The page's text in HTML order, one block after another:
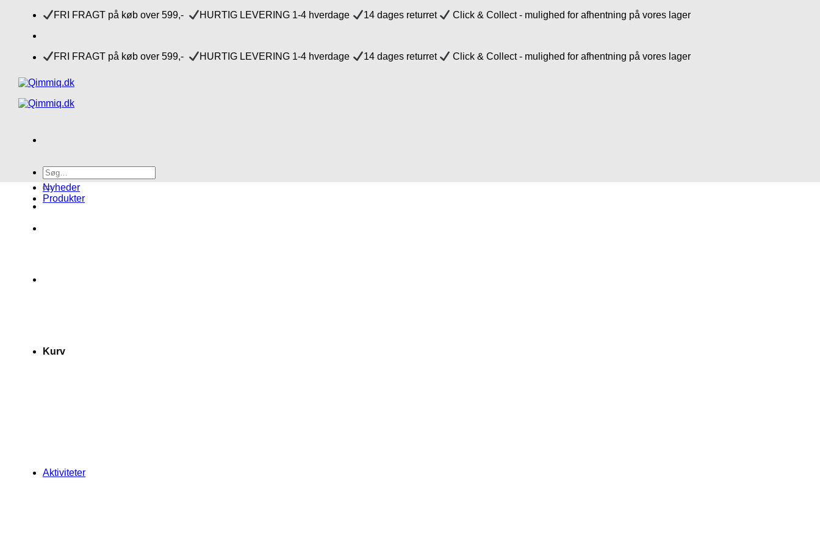
FRI FRAGT på køb over 599,- HURTIG LEVERING 1-4 hverdage 14 dages returret Click & Collect - mulighed for afhentning på vores lager
FRI FRAGT på køb over 599,- HURTIG LEVERING 1-4 hverdage 14 dages returret Click & Collect - mulighed for afhentning på vores lager
Søg
efter:
Kurv
Nyheder
Produkter
Aktiviteter